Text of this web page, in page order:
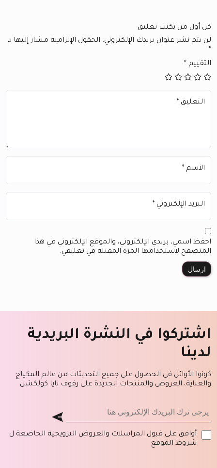
كن أول من يكتب تعليق
لن يتم نشر عنوان بريدك الإلكتروني. الحقول الإلزامية مشار إليها بـ
*
التقييم *
التعليق *
الاسم *
البريد الإلكتروني *
احفظ اسمي، بريدي الإلكتروني، والموقع الإلكتروني في هذا
المتصفح لاستخدامها المرة المقبلة في تعليقي.
اشتركوا في النشرة البريدية
لدينا
كونوا الأوائل في الحصول على جميع التحديثات من عالم المكياج
والعناية، العروض والمنتجات الجديدة على رفوف نايا كولكشن
أوافق على قبول المراسلات والعروض الترويجية الخاضعة ل
شروط الموقع